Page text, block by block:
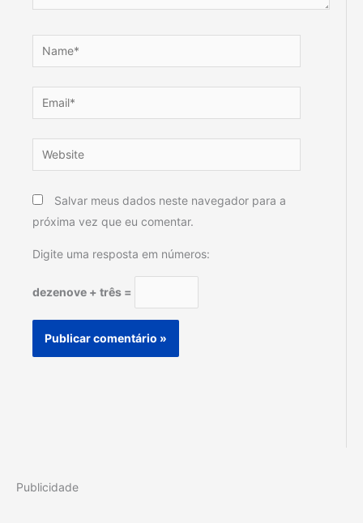
Name*
Email*
Website
Salvar meus dados neste navegador para a
próxima vez que eu comentar.
Digite uma resposta em números:
dezenove + três =
Publicidade